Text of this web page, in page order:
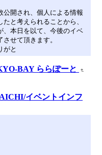
公開され、個人による情報
と考えられることから、
、本日を以て、今後のイベ
せて頂きます。
がと
BAY ららぽーと
イベントインフ